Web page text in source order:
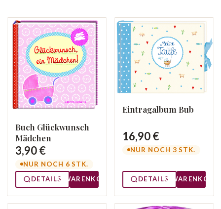
Buch Glückwunsch
Mädchen
3,90 €
NUR NOCH 6 STK.
DETAILS
WARENKORB
Eintragalbum Bub
16,90 €
NUR NOCH 3 STK.
DETAILS WARENKORB